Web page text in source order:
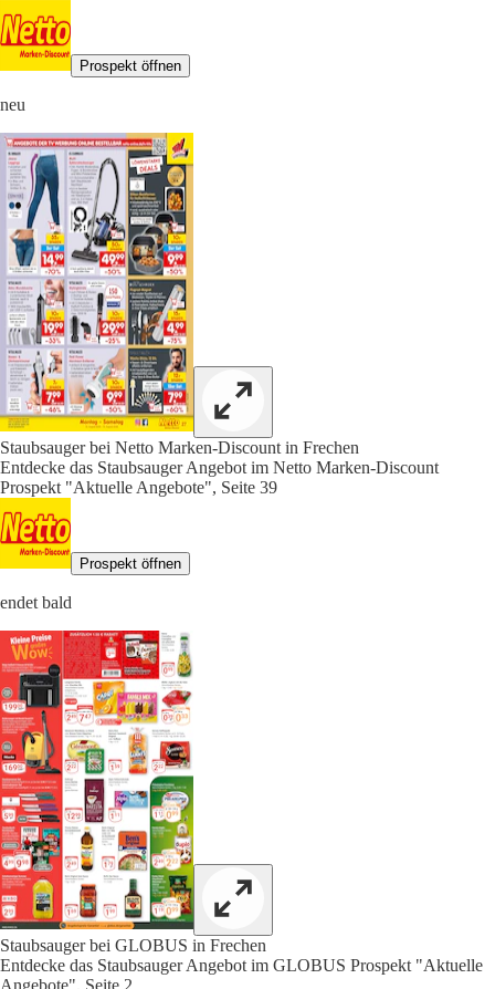
Prospekt öffnen
neu
Staubsauger bei Netto Marken-Discount in Frechen
Entdecke das Staubsauger Angebot im Netto Marken-Discount
Prospekt "Aktuelle Angebote", Seite 39
Prospekt öffnen
endet bald
Staubsauger bei GLOBUS in Frechen
Entdecke das Staubsauger Angebot im GLOBUS Prospekt "Aktuelle
Angebote", Seite 2